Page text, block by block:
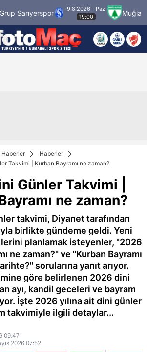
9.8.2026 - Paz
19:00
Muğlaspor
Haberler
Haberler
Takvimi | Kurban Bayramı ne zaman?
Günler Takvimi |
ne zaman?
takvimi, Diyanet tarafından
birlikte gündeme geldi. Yeni
planlamak isteyenler, "2026
ne zaman?" ve "Kurban Bayramı
sorularına yanıt arıyor.
göre belirlenen 2026 dini
ayı, kandil geceleri ve bayram
İşte 2026 yılına ait dini günler
takvimiyle ilgili detaylar...
09:47
2026 07:52